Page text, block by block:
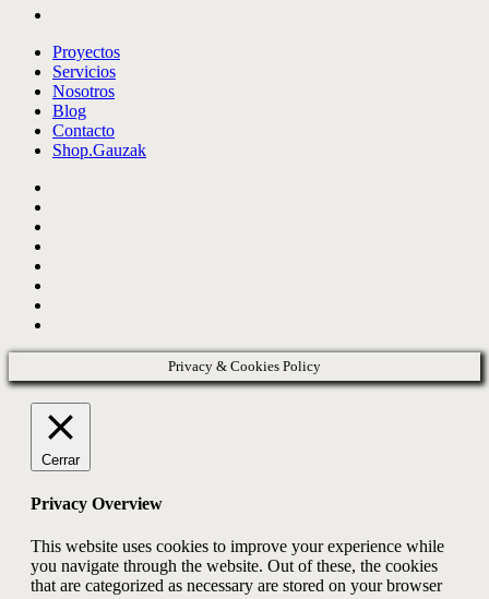
Close
Menu
Proyectos
Servicios
Nosotros
Blog
Contacto
Shop.Gauzak
Privacy & Cookies Policy
Cerrar
Privacy Overview
This website uses cookies to improve your experience while
you navigate through the website. Out of these, the cookies
that are categorized as necessary are stored on your browser